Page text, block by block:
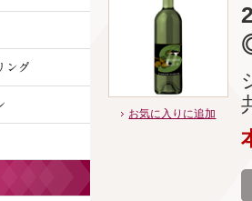
お気に入りに追加